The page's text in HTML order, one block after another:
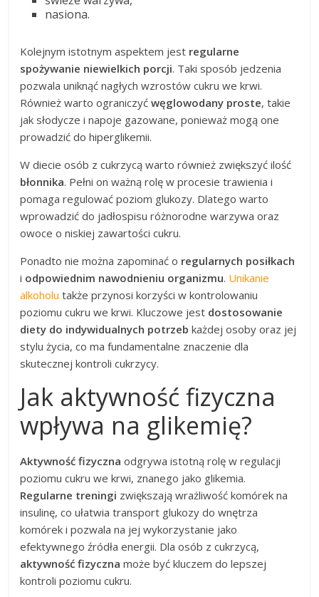
nasiona.
Kolejnym istotnym aspektem jest regularne
spożywanie niewielkich porcji. Taki sposób jedzenia
pozwala uniknąć nagłych wzrostów cukru we krwi.
Również warto ograniczyćwęglowodany proste, takie
jak słodycze i napoje gazowane, ponieważ mogą one
prowadzić do hiperglikemii.
W diecie osób z cukrzycą warto również zwiększyć ilość
błonnika. Pełni on ważną rolę w procesie trawienia i
pomaga regulować poziom glukozy. Dlatego warto
wprowadzić do jadłospisu różnorodne warzywa oraz
owoce o niskiej zawartości cukru.
Ponadto nie można zapominać o regularnych posiłkach
i odpowiednim nawodnieniu organizmu. Unikanie
alkoholu także przynosi korzyści w kontrolowaniu
poziomu cukru we krwi. Kluczowe jest dostosowanie
diety do indywidualnych potrzeb każdej osoby oraz jej
stylu życia, co ma fundamentalne znaczenie dla
skutecznej kontroli cukrzycy.
Jak aktywność fizyczna
wpływa na glikemię?
Aktywność fizyczna odgrywa istotną rolę w regulacji
poziomu cukru we krwi, znanego jako glikemia.
Regularne treningi zwiększają wrażliwość komórek na
insulinę, co ułatwia transport glukozy do wnętrza
komórek i pozwala na jej wykorzystanie jako
efektywnego źródła energii. Dla osób z cukrzycą,
aktywność fizyczna może być kluczem do lepszej
kontroli poziomu cukru.